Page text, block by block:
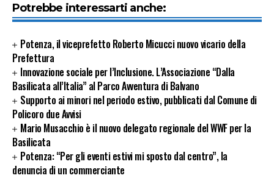
Potrebbe interessarti anche:
Potenza, il viceprefetto Roberto Micucci nuovo vicario della
Prefettura
Innovazione sociale per l’Inclusione. L’Associazione “Dalla
Basilicata all’Italia” al Parco Avventura di Balvano
Supporto ai minori nel periodo estivo, pubblicati dal Comune di
Policoro due Avvisi
Mario Musacchio è il nuovo delegato regionale del WWF per la
Basilicata
Potenza: “Per gli eventi estivi mi sposto dal centro”, la
denuncia di un commerciante